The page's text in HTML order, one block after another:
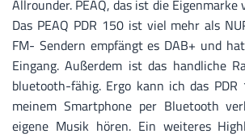
Allrounder. PEAQ, das ist die Eigenmarke
Das PEAQ PDR 150 ist viel mehr als
FM- Sendern empfängt es DAB+ und
Eingang. Außerdem ist das handliche
bluetooth-fähig. Ergo kann ich das
meinem Smartphone per Bluetooth
eigene Musik hören. Ein weiteres